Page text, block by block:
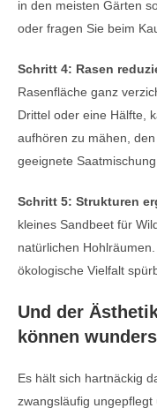
in den meisten Gärten
oder fragen Sie beim
Schritt 4: Rasen
Rasenfläche ganz
Drittel oder eine Hälfte,
aufhören zu mähen,
geeignete Saatmischung
Schritt 5: Strukturen
kleines Sandbeet für
natürlichen
ökologische Vielfalt
Und der
können
Es hält sich hartnäckig
zwangsläufig